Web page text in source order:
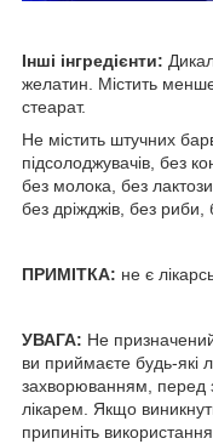
Інші інгредієнти:
желатин. Містить
стеарат.
Не містить штучних
підсолоджувачів, без
без молока, без
без дріжджів, без риби,
ПРИМІТКА: не є
УВАГА: Не
ви приймаєте будь-які
захворюванням, перед
лікарем. Якщо
припиніть